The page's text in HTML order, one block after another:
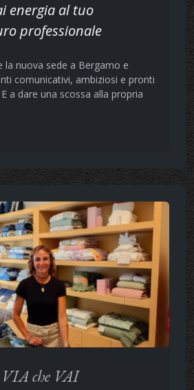
energia al tuo
professionale
la nuova sede a Bergamo e
comunicativi, ambiziosi e pronti
a dare una scossa alla propria
VIA che VAI